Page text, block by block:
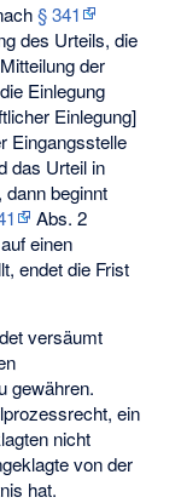
§ 341
des Urteils, die
der
Einlegung
Einlegung]
Eingangsstelle
das Urteil in
beginnt
Abs. 2
einen
endet die Frist
versäumt
gewähren.
ein
nicht
von der
hat.